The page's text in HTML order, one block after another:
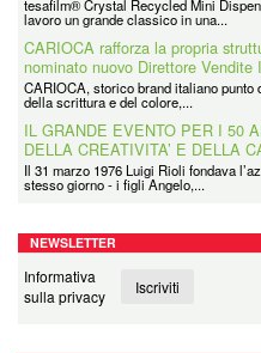
tesafilm® Crystal Recycled Mini
lavoro un grande classico in una...
CARIOCA rafforza la propria
nominato nuovo Direttore Vendite
CARIOCA, storico brand italiano
della scrittura e del colore,...
IL GRANDE EVENTO PER I 50
DELLA CREATIVITA’ E DELLA
Il 31 marzo 1976 Luigi Rioli fondava
stesso giorno - i figli Angelo,...
Coolpack Italy Srl è la filiale italiana di
e presente in tutti i principali...
NEWSLETTER
Informativa
sulla privacy
Iscriviti